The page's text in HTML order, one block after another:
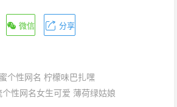
微信 分享
个性网名 柠檬味巴扎嘿
性网名女生可爱 薄荷绿姑娘